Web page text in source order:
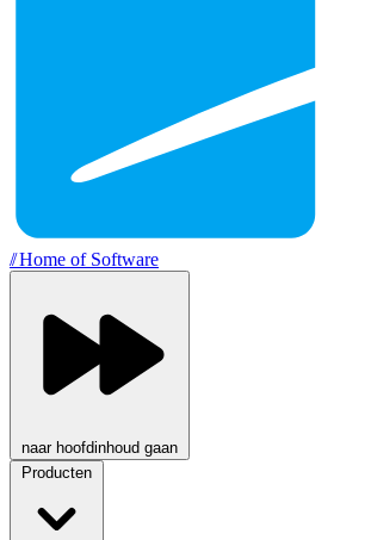
//Home of Software
naar hoofdinhoud gaan
Producten